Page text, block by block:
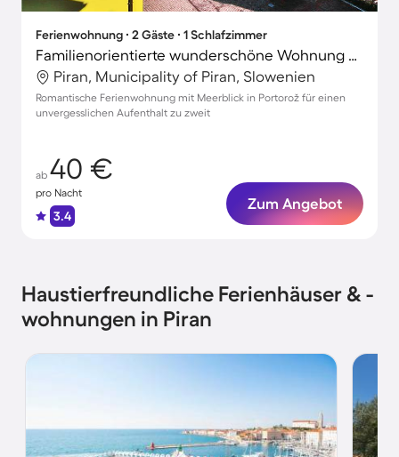
Ferienwohnung ∙ 2 Gäste ∙ 1 Schlafzimmer
Familienorientierte wunderschöne Wohnung mit Grill und Terrasse | Meerblick
Piran, Municipality of Piran, Slowenien
Romantische Ferienwohnung mit Meerblick in Portorož für einen
unvergesslichen Aufenthalt zu zweit
ab 40 €
pro Nacht
3.4
Zum Angebot
Haustierfreundliche Ferienhäuser & -
wohnungen in Piran